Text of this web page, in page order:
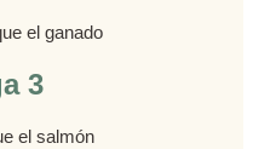
el ganado
3
el salmón